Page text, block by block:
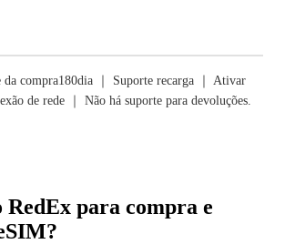
da compra180dia ｜ Suporte recarga ｜ Ativar
de rede ｜ Não há suporte para devoluções.
RedEx para compra e